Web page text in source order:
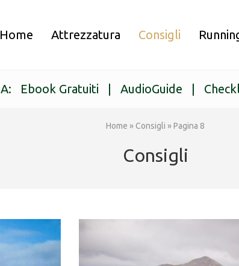
Home Attrezzatura Consigli
Ebook Gratuiti AudioGuide
Home »Consigli »Pagina 8
Consigli